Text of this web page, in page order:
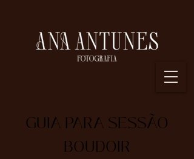
GUIA PARA SESSÃO
BOUDOIR